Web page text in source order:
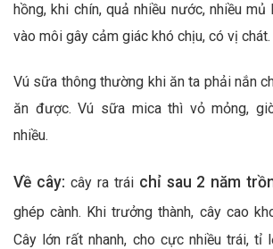
hồng, khi chín, quả nhiều nước, nhiều
vào môi gây cảm giác khó chịu, có vị chát.
Vú sữa thông thường khi ăn ta phải nắn
ăn được. Vú sữa mica thì vỏ mỏng,
nhiều.
Về cây: cây ra trái chỉ sau 2 năm
ghép cành. Khi trưởng thành, cây cao
Cây lớn rất nhanh, cho cực nhiều trái, tỉ